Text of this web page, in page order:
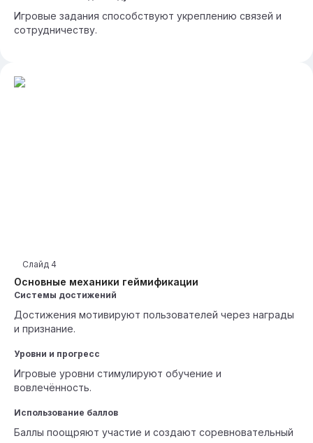
Игровые задания способствуют укреплению связей и
сотрудничеству.
Основные механики геймификации
Слайд 4
Системы достижений
Достижения мотивируют пользователей через награды
и признание.
Уровни и прогресс
Игровые уровни стимулируют обучение и
вовлечённость.
Использование баллов
Баллы поощряют участие и создают соревновательный